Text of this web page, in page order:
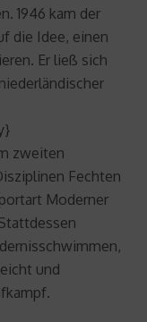
1946 kam der
die Idee, einen
Er ließ sich
zweiten
Fechten
Moderner
und